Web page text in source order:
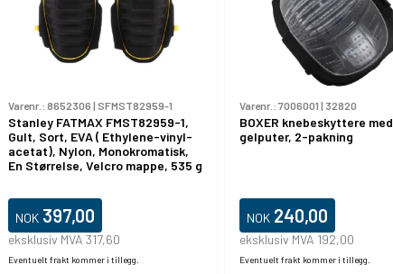
Varenr.: 8652306 | SFMST82959-1
Stanley FATMAX FMST82959-1,
Gult, Sort, EVA ( Ethylene-vinyl-
acetat), Nylon, Monokromatisk,
En Størrelse, Velcro mappe, 535 g
NOK 397,00
eksklusiv MVA 317,60
Eventuelt frakt kommer i tillegg.
Varenr.: 7006001 | 32820
BOXER knebeskyttere med
gelputer, 2-pakning
NOK 240,00
eksklusiv MVA 192,00
Eventuelt frakt kommer i tillegg.